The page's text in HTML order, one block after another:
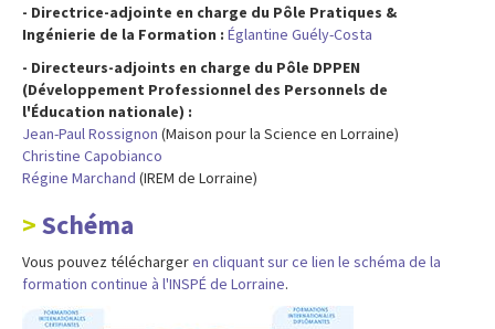
- Directrice-adjointe en charge du Pôle Pratiques &
Ingénierie de la Formation : Églantine Guély-Costa
- Directeurs-adjoints en charge du Pôle DPPEN
(Développement Professionnel des Personnels de
l'Éducation nationale) :
Jean-Paul Rossignon (Maison pour la Science en Lorraine)
Christine Capobianco
Régine Marchand (IREM de Lorraine)
Schéma
Vous pouvez téléchargeren cliquant sur ce lien le schéma de la
formation continue à l'INSPÉ de Lorraine.
Image